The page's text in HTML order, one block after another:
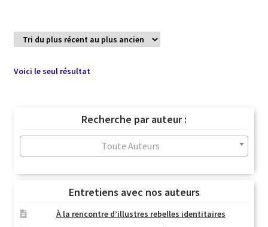
Voici le seul résultat
Recherche par auteur :
Toute Auteurs
Entretiens avec nos auteurs
À la rencontre d’illustres rebelles identitaires